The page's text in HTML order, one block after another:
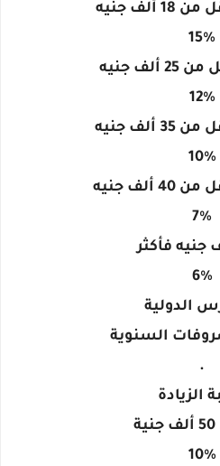
15%
12%
10%
7%
6%
الدولية
السنوية
.
الزيادة
10%